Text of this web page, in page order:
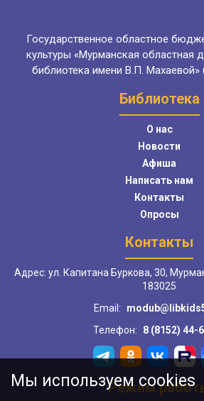
Государственное областное
культуры «Мурманская областная
библиотека имени В.П.
Библиотека
О нас
Новости
Афиша
Написать нам
Контакты
Опросы
Контакты
Адрес: ул. Капитана Буркова, 30,
183025
Email:
Телефон:
8 (8152) 44-
Режим
Мы используем cookies